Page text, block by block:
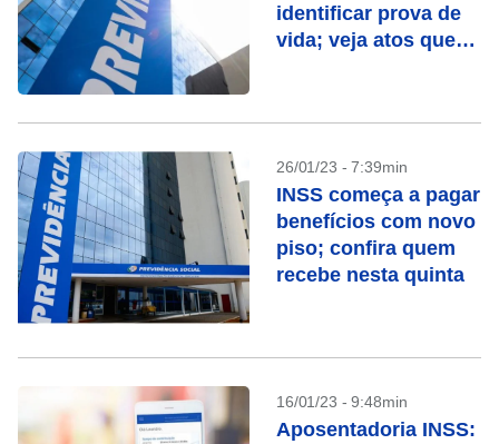
identificar prova de
vida; veja atos que
26/01/23 - 7:39min
INSS começa a pagar
benefícios com novo
piso; confira quem
recebe nesta quinta
16/01/23 - 9:48min
Aposentadoria INSS: